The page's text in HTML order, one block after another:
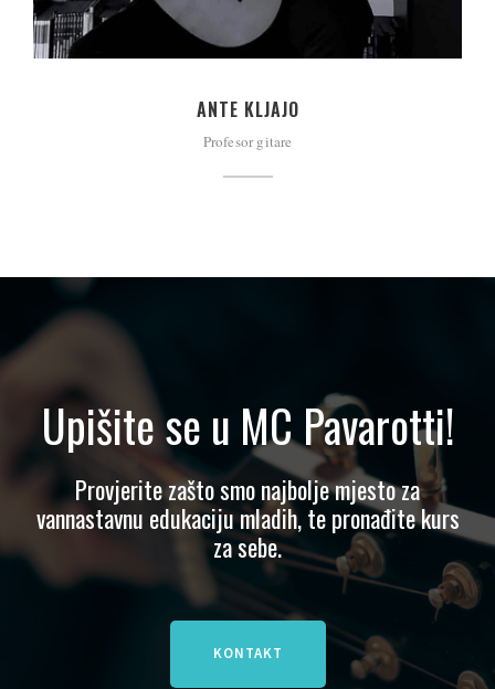
ANTE KLJAJO
Profesor gitare
Upišite se u MC Pavarotti!
Provjerite zašto smo najbolje mjesto za
vannastavnu edukaciju mladih, te pronađite kurs
za sebe.
KONTAKT